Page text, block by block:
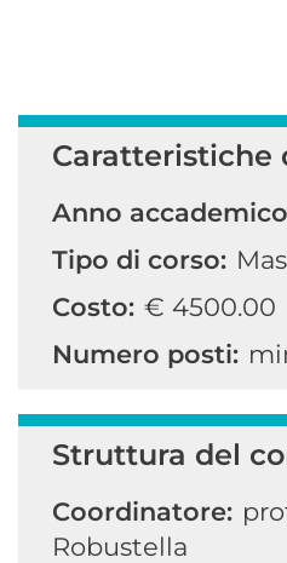
Caratteristiche
Anno
Tipo di corso:
Costo: € 4500.00
Numero posti:
Struttura del
Coordinatore:
Robustella